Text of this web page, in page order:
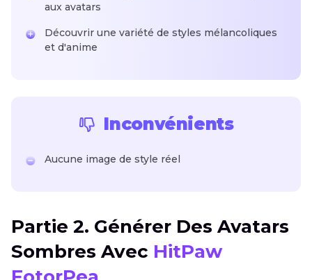
aux avatars
Découvrir une variété de styles mélancoliques
et d'anime
Inconvénients
Aucune image de style réel
Partie 2. Générer Des Avatars
Sombres Avec HitPaw